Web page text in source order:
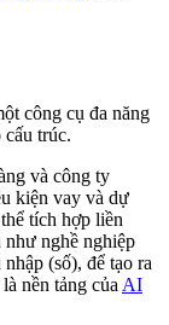
công cụ đa năng
trúc.
và công ty
kiện vay và dự
tích hợp liền
như nghề nghiệp
(số), để tạo ra
nền tảng của AI